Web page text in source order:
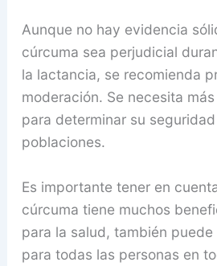
Aunque no hay evidencia
cúrcuma sea perjudicial
la lactancia, se recomienda
moderación. Se necesita
para determinar su
poblaciones.
Es importante tener en
cúrcuma tiene muchos
para la salud, también
para todas las personas en